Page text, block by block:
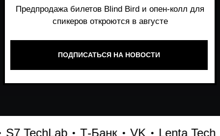
TechLab Т-Банк VK Lenta Tech
Место, где можно получить честный,
работает и формирует рынок генеративного